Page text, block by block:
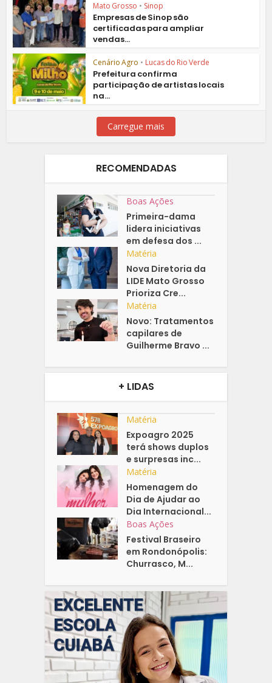
Mato Grosso • Sinop
Empresas de Sinop são
certificadas para ampliar
vendas...
Cenário Agro • Lucas do Rio Verde
Prefeitura confirma
participação de artistas locais
na...
Carregue mais
RECOMENDADAS
Boas Ações
Primeira-dama
lidera iniciativas
em defesa dos ...
Matéria
Nova Diretoria da
LIDE Mato Grosso
Prioriza Cre...
Matéria
Novo: Tratamentos
capilares de
Guilherme Bravo ...
+ LIDAS
Matéria
Expoagro 2025
terá shows duplos
e surpresas inc...
Matéria
Homenagem do
Dia de Ajudar ao
Dia Internacional...
Boas Ações
Festival Braseiro
em Rondonópolis:
Churrasco, M...